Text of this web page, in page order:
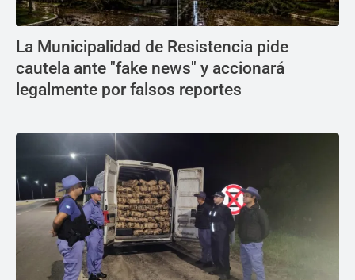
La Municipalidad de Resistencia pide
cautela ante "fake news" y accionará
legalmente por falsos reportes